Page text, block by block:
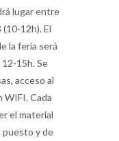
lugar entre
12h). El
la feria será
15h. Se
acceso al
WIFI. Cada
el material
puesto y de